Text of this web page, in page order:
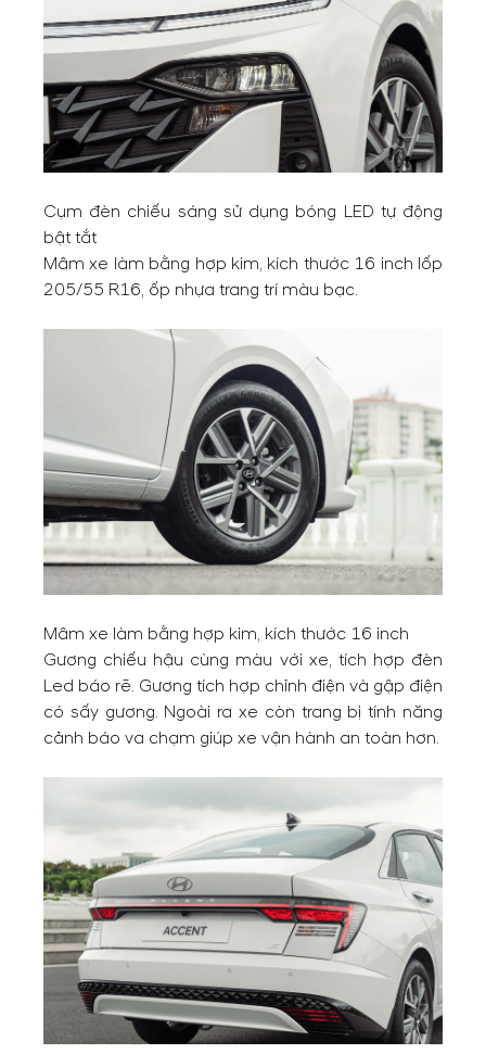
Cụm đèn chiếu sáng sử dụng bóng LED tự động
bật tắt
Mâm xe làm bằng hợp kim, kích thước 16 inch lốp
205/55 R16, ốp nhựa trang trí màu bạc.
Mâm xe làm bằng hợp kim, kích thước 16 inch
Gương chiếu hậu cùng màu với xe, tích hợp đèn
Led báo rẽ. Gương tích hợp chỉnh điện và gập điện
có sấy gương. Ngoài ra xe còn trang bị tính năng
cảnh báo va chạm giúp xe vận hành an toàn hơn.